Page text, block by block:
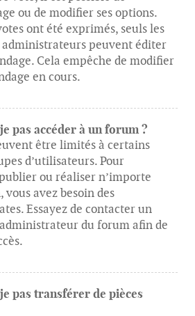
ou de modifier ses options.
ont été exprimés, seuls les
peuvent éditer
Cela empêche de modifier
en cours.
pas accéder à un forum ?
être limités à certains
d’utilisateurs. Pour
ou réaliser n’importe
avez besoin des
Essayez de contacter un
du forum afin de
pas transférer de pièces